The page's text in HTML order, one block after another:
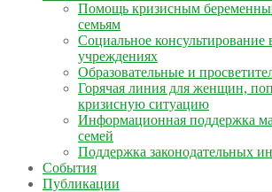
Помощь кризисным
семьям
Социальное
учреждениях
Образовательные и
Горячая линия для женщин,
кризисную ситуацию
Информационная поддержка
семей
Поддержка законодательных
События
Публикации